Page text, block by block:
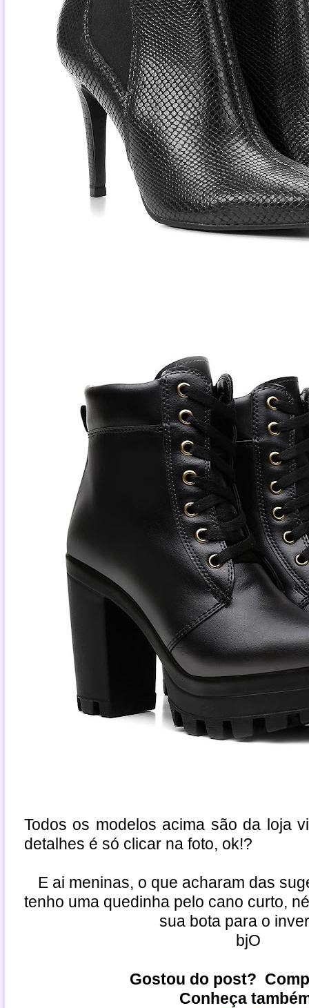
Todos os modelos acima são da loja
detalhes é só clicar na foto, ok!?
E ai meninas, o que acharam das
tenho uma quedinha pelo cano curto,
sua bota para o
bjO
Gostou do post?
Conheça